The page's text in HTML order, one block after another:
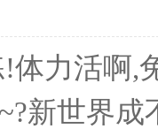
体力活啊,
新世界